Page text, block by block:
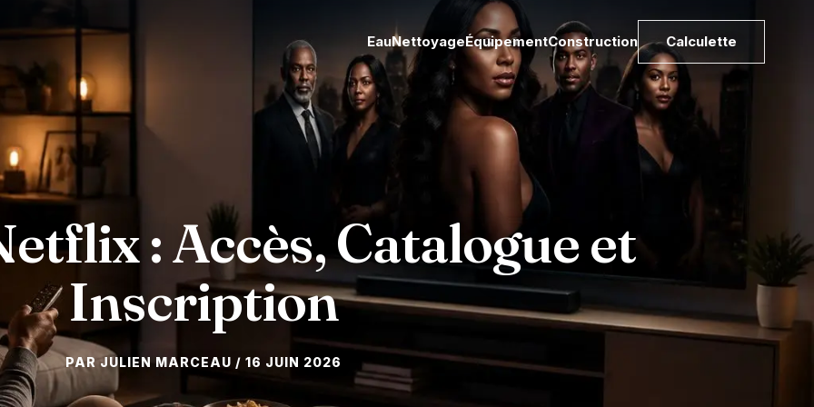
EauNettoyageÉquipementConstruction Calculette
: Accès, Catalogue et
Inscription
16 JUIN 2026